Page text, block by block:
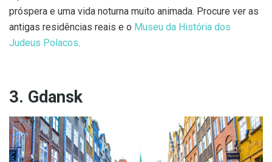
próspera e uma vida noturna muito animada. Procure ver as
antigas residências reais e o Museu da História dos
Judeus Polacos.
3. Gdansk